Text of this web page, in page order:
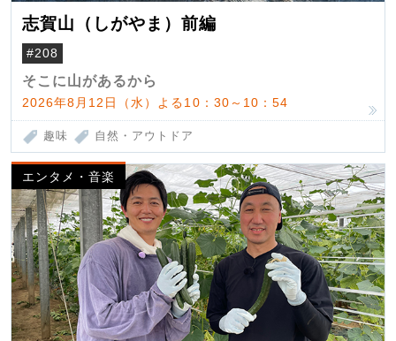
志賀山（しがやま）前編
#208
そこに山があるから
2026年8月12日（水）よる10：30～10：54
趣味 自然・アウトドア
エンタメ・音楽